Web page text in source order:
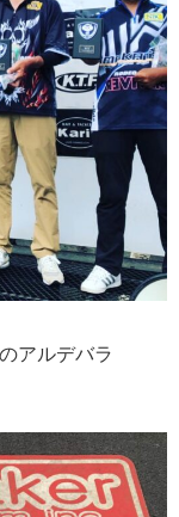
アルデバラ